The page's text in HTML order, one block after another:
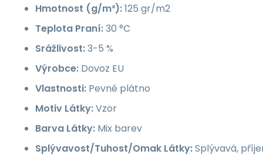
Hmotnost (g/m²):125 gr/m2
Teplota Praní:30 °C
Srážlivost:3-5 %
Výrobce: Dovoz EU
Vlastnosti: Pevné plátno
Motiv Látky:Vzor
Barva Látky: Mix barev
Splývavost/Tuhost/Omak Látky:Splývavá,